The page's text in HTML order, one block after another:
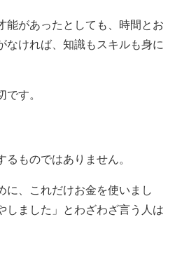
能があったとしても、時間とお
なければ、知識もスキルも身に
す。
ものではありません。
に、これだけお金を使いまし
しました」とわざわざ言う人は